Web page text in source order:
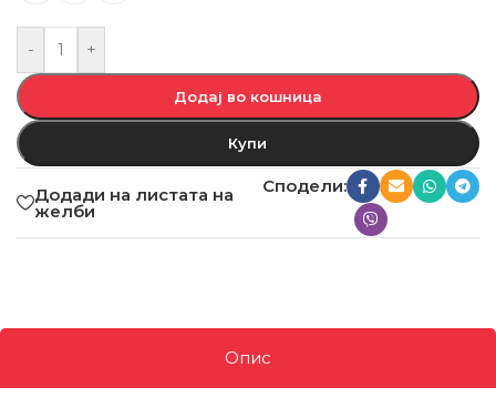
- +
Додај во кошница
Купи
Додади на листата на
желби
Сподели:
Опис